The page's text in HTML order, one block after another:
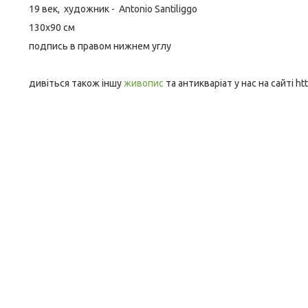
19 век, художник - Antonio Santiliggo
130х90 см
подпись в правом нижнем углу
дивіться також іншу живопис та антикваріат у нас на сайті